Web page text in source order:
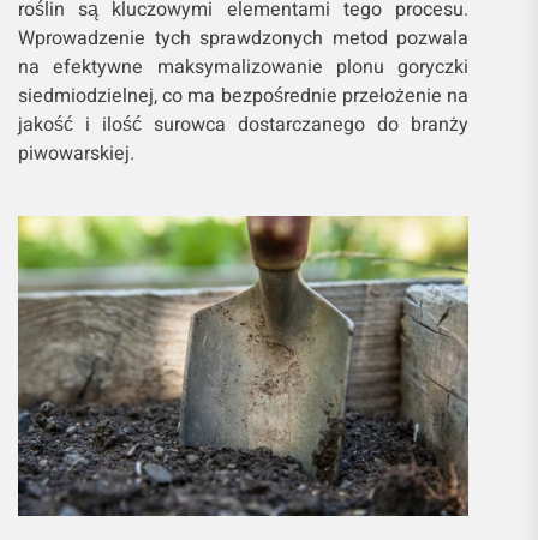
roślin są kluczowymi elementami tego procesu.
Wprowadzenie tych sprawdzonych metod pozwala
na efektywne maksymalizowanie plonu goryczki
siedmiodzielnej, co ma bezpośrednie przełożenie na
jakość i ilość surowca dostarczanego do branży
piwowarskiej.